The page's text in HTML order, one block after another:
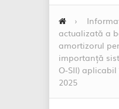
›
actualizată a
amortizorul
importanță
O-SII)
2025